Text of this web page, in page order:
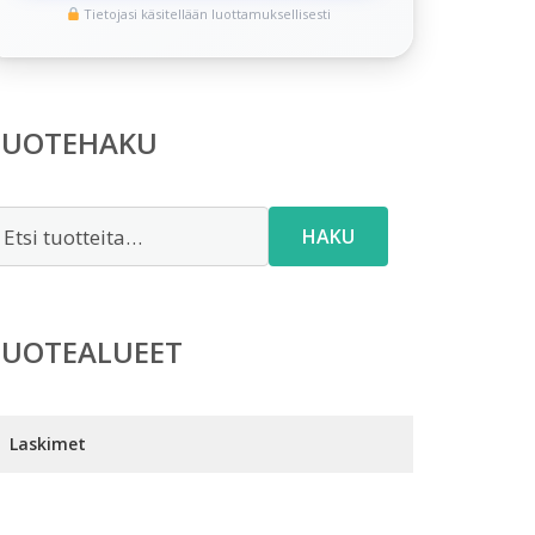
Tietojasi käsitellään luottamuksellisesti
HAKU
Laskimet